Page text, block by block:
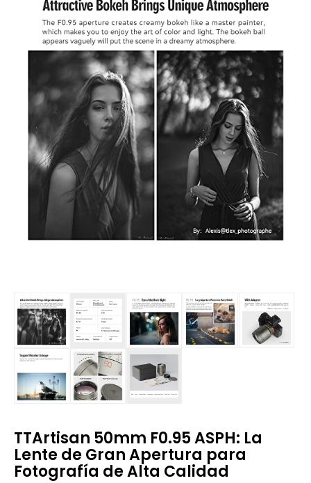
TTArtisan 50mm F0.95 ASPH: La
Lente de Gran Apertura para
Fotografía de Alta Calidad